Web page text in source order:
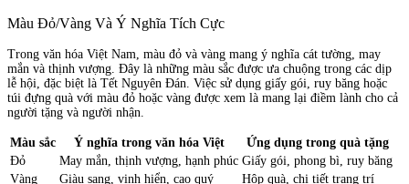
Màu Đỏ/Vàng Và Ý Nghĩa Tích Cực
Trong văn hóa Việt Nam, màu đỏ và vàng mang ý nghĩa cát tường, may
mắn và thịnh vượng. Đây là những màu sắc được ưa chuộng trong các dịp
lễ hội, đặc biệt là Tết Nguyên Đán. Việc sử dụng giấy gói, ruy băng hoặc
túi đựng quà với màu đỏ hoặc vàng được xem là mang lại điềm lành cho cả
người tặng và người nhận.
Màu sắc Ý nghĩa trong văn hóa Việt
Ứng dụng trong quà tặng
Đỏ
May mắn, thịnh vượng, hạnh phúc Giấy gói, phong bì, ruy băng
Vàng
Giàu sang, vinh hiển, cao quý
Hộp quà, chi tiết trang trí